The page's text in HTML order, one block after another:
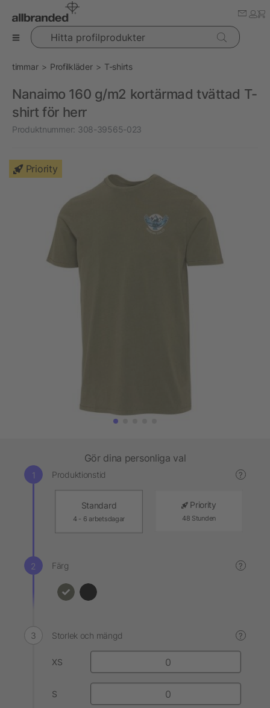
Hitta profilprodukter
timmar Profilkläder T-shirts
Nanaimo 160 g/m2 kortärmad tvättad T-
shirt för herr
Produktnummer: 308-39565-023
Priority
Gör dina personliga val
Produktionstid ?
Standard
4 - 6 arbetsdagar
Priority
48 Stunden
Färg ?
Storlek och mängd ?
XS
S